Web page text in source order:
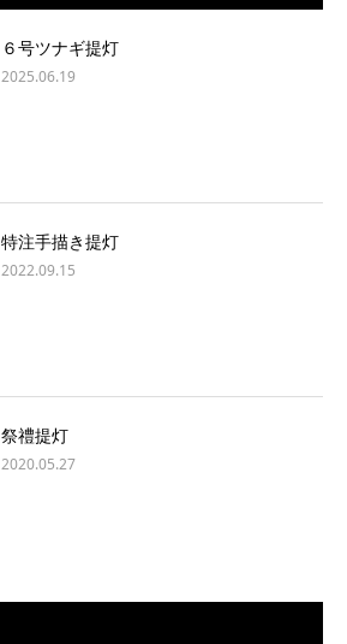
６号ツナギ提灯
2025.06.19
特注手描き提灯
2022.09.15
祭禮提灯
2020.05.27